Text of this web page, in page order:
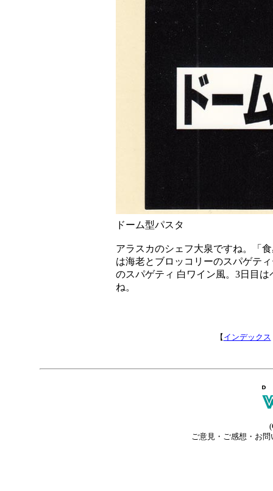
ドーム型パスタ
アラスカのシェフ大泉ですね。「
は海老とブロッコリーのスパゲテ
のスパゲティ 白ワイン風。3日目
ね。
【 インデックス
ご意見・ご感想・お